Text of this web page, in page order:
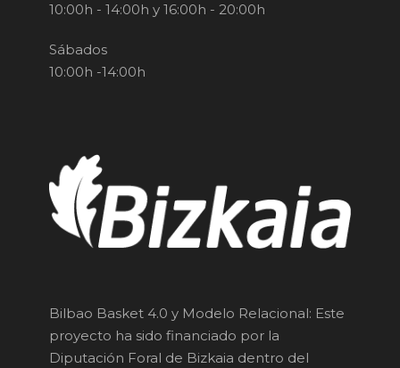
10:00h - 14:00h y 16:00h - 20:00h
Sábados
10:00h -14:00h
Bilbao Basket 4.0 y Modelo Relacional: Este
proyecto ha sido financiado por la
Diputación Foral de Bizkaia dentro del